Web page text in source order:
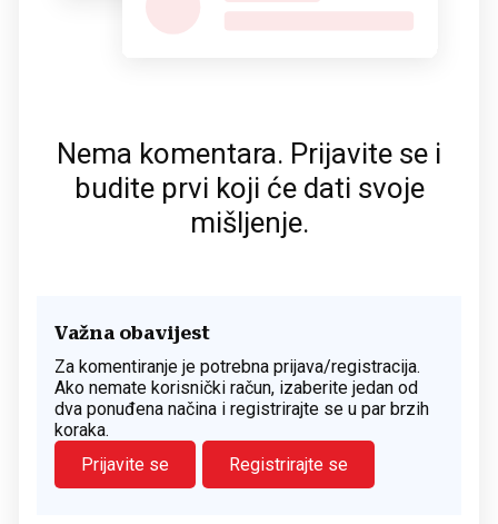
Nema komentara. Prijavite se i
budite prvi koji će dati svoje
mišljenje.
Važna obavijest
Za komentiranje je potrebna prijava/registracija.
Ako nemate korisnički račun, izaberite jedan od
dva ponuđena načina i registrirajte se u par brzih
koraka.
Prijavite se
Registrirajte se